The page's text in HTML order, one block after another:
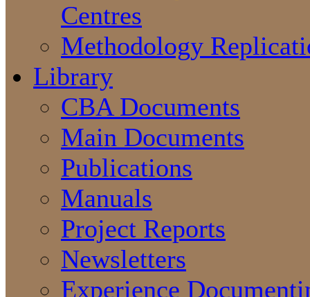
Centres
Methodology
Library
CBA Documents
Main Documents
Publications
Manuals
Project Reports
Newsletters
Experience